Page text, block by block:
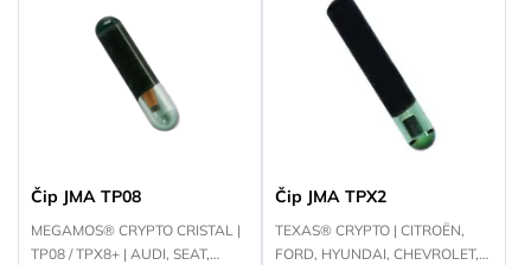
SATURN, ŠKODA,
VOLKSWAGEN, YAMAHA
Čip JMA TP08
MEGAMOS® CRYPTO CRISTAL |
TP08 / TPX8+ | AUDI, SEAT,
Čip JMA TPX2
TEXAS® CRYPTO | CITROËN,
FORD, HYUNDAI, CHEVROLET,